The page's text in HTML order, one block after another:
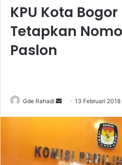
KPU Kota
Tetapkan
Paslon
Gde Rahadi
a
n
13 Februari 2018